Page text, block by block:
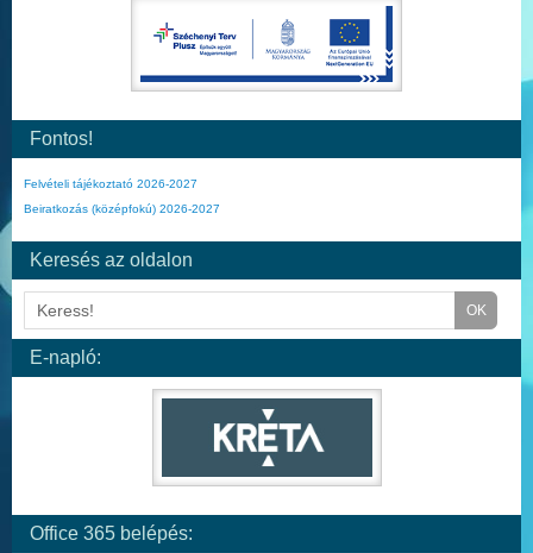
Fontos!
Felvételi tájékoztató 2026-2027
Beiratkozás (középfokú) 2026-2027
Keresés az oldalon
E-napló:
Office 365 belépés: